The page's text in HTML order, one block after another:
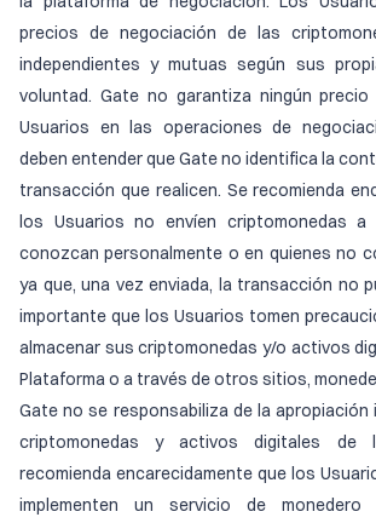
precios de negociación de las
independientes y mutuas según sus
voluntad. Gate no garantiza ningún
Usuarios en las operaciones de
deben entender que Gate no identifica la
transacción que realicen. Se recomienda
los Usuarios no envíen criptomonedas
conozcan personalmente o en quienes no
ya que, una vez enviada, la transacción no
importante que los Usuarios tomen
almacenar sus criptomonedas y/o activos
Plataforma o a través de otros sitios,
Gate no se responsabiliza de la apropiación
criptomonedas y activos digitales de
recomienda encarecidamente que los
implementen un servicio de